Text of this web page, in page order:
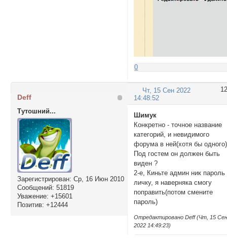
0
12
Чт, 15 Сен 2022
14:48:52
Deff
Тутошний...
Зарегистрирован: Ср, 16 Июн 2010
Сообщений: 51819
Уважение: +15601
Позитив: +12444
Шимук
Конкретно - точное название
категорий, и невидимого
форума в ней(хотя бы одного)
Под гостем он должен быть
виден ?
2-е, Киньте админ ник пароль
личку, я наверняка смогу
поправить(потом смените
пароль)
Отредактировано Deff (Чт, 15
2022 14:49:23)